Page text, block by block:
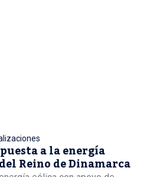
a la energía
Reino de Dinamarca